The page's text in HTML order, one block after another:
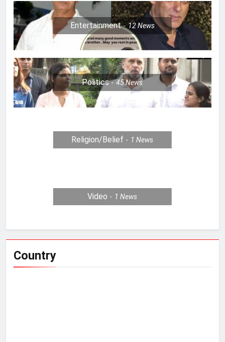
Entertainment 12News
Politics 45News
Religion/Belief 1News
Video 1News
Country